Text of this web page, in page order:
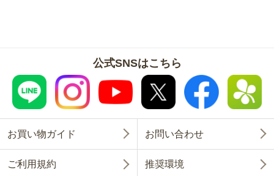
公式SNSはこちら
お買い物ガイド お問い合わせ
ご利用規約 推奨環境